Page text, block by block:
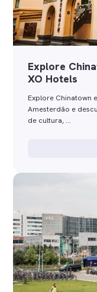
Explore
XO Hotels
Explore Chinatown
Amesterdão e
de cultura, …